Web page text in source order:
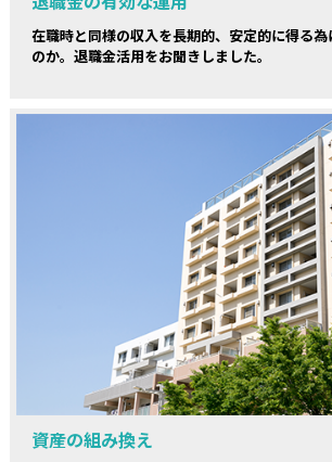
在職時と同様の収入を長期的、安定的に得る
のか。退職金活用をお聞きしました。
資産の組み換え